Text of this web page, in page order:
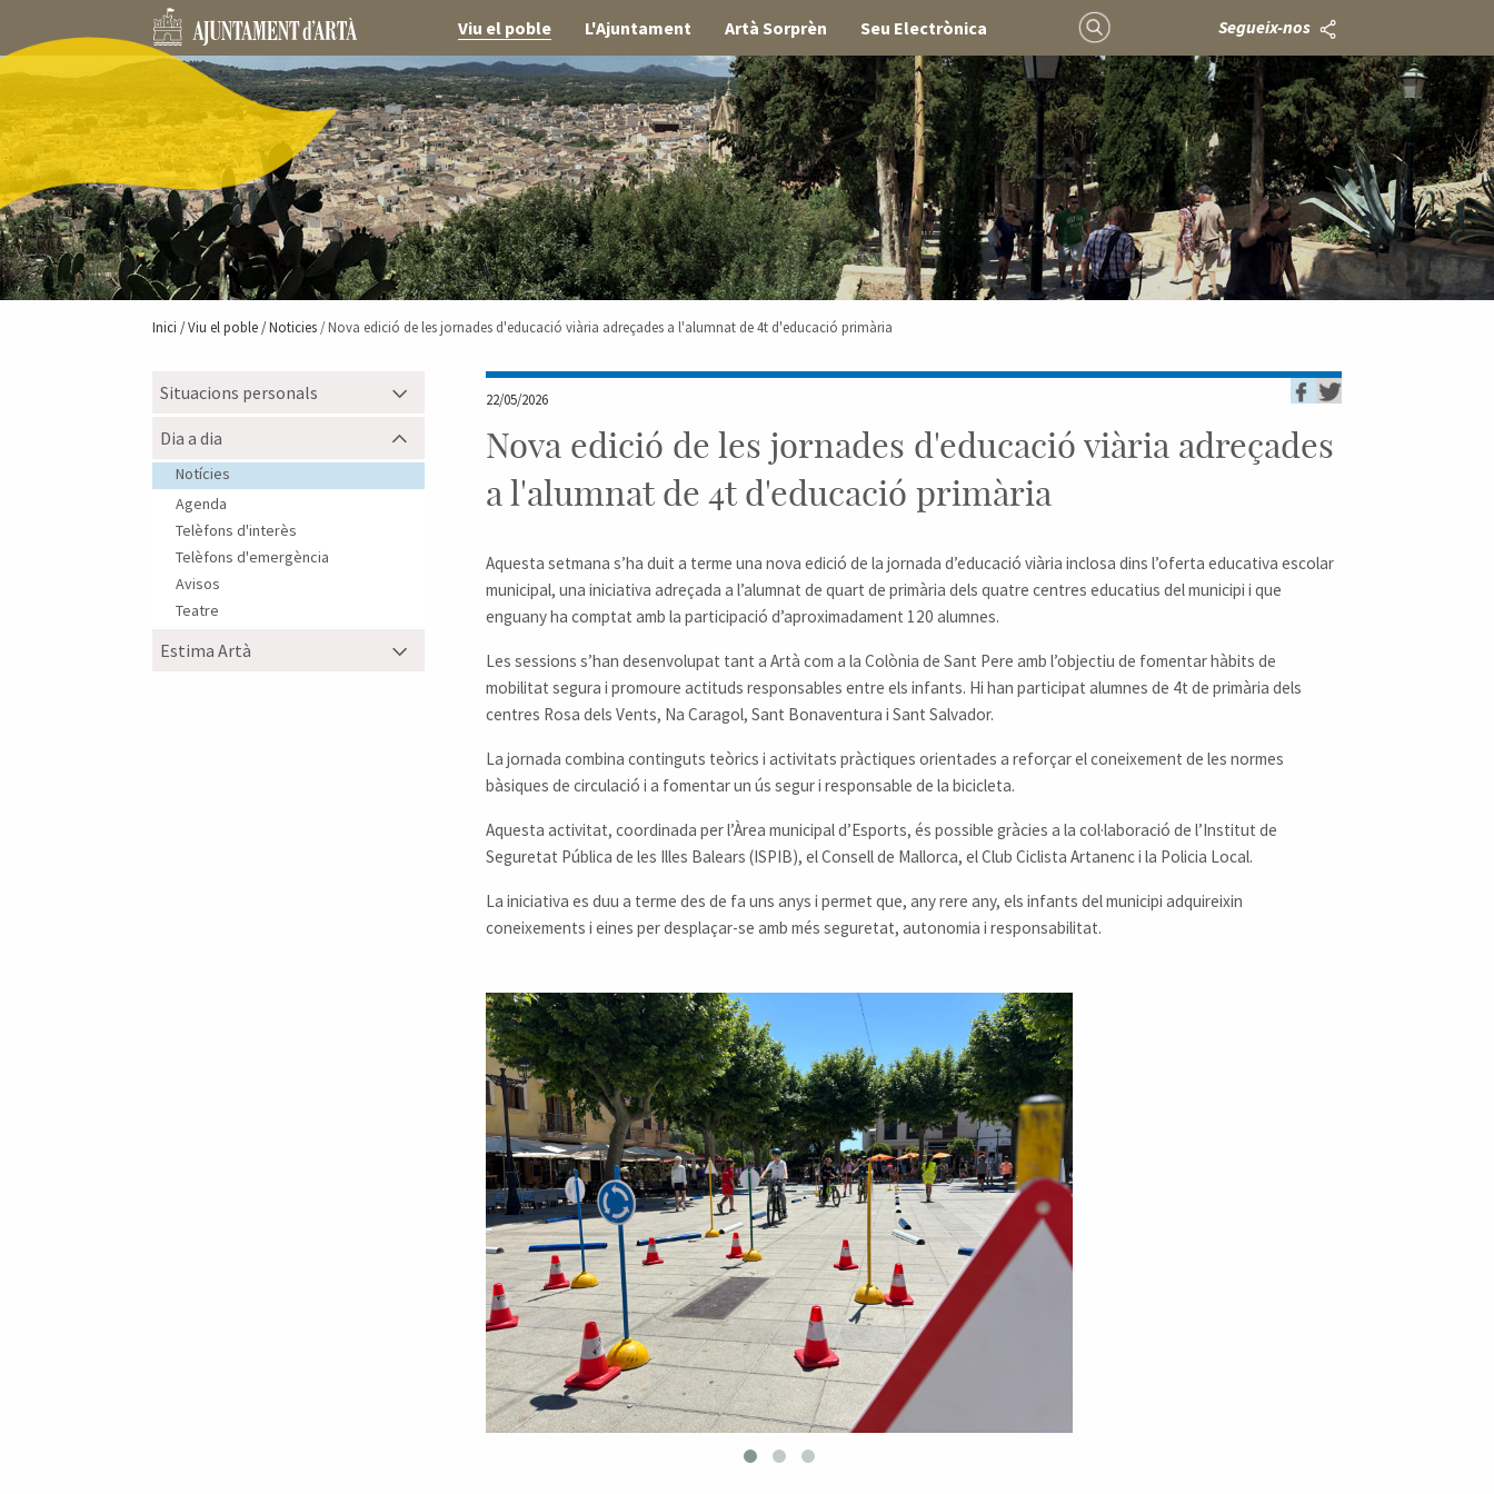
Viu el poble L'Ajuntament Artà Sorprèn Seu Electrònica Segueix-nos
Inici /Viu el poble / Noticies / Nova edició de les jornades d'educació viària adreçades a l'alumnat de 4t d'educació primària
Situacions personals
Dia a dia
Notícies
Agenda
Telèfons d'interès
Telèfons d'emergència
Avisos
Teatre
Estima Artà
22/05/2026
Nova edició de les jornades d'educació viària adreçades
a l'alumnat de 4t d'educació primària
Aquesta setmana s’ha duit a terme una nova edició de la jornada d’educació viària inclosa dins l’oferta educativa escolar
municipal, una iniciativa adreçada a l’alumnat de quart de primària dels quatre centres educatius del municipi i que
enguany ha comptat amb la participació d’aproximadament 120 alumnes.
Les sessions s’han desenvolupat tant a Artà com a la Colònia de Sant Pere amb l’objectiu de fomentar hàbits de
mobilitat segura i promoure actituds responsables entre els infants. Hi han participat alumnes de 4t de primària dels
centres Rosa dels Vents, Na Caragol, Sant Bonaventura i Sant Salvador.
La jornada combina continguts teòrics i activitats pràctiques orientades a reforçar el coneixement de les normes
bàsiques de circulació i a fomentar un ús segur i responsable de la bicicleta.
Aquesta activitat, coordinada per l’Àrea municipal d’Esports, és possible gràcies a la col·laboració de l’Institut de
Seguretat Pública de les Illes Balears (ISPIB), el Consell de Mallorca, el Club Ciclista Artanenc i la Policia Local.
La iniciativa es duu a terme des de fa uns anys i permet que, any rere any, els infants del municipi adquireixin
coneixements i eines per desplaçar-se amb més seguretat, autonomia i responsabilitat.